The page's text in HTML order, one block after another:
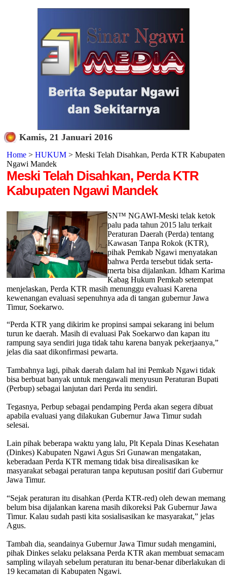
Kamis, 21 Januari 2016
Home> HUKUM> Meski Telah Disahkan, Perda KTR Kabupaten
Ngawi Mandek
Meski Telah Disahkan, Perda KTR
Kabupaten Ngawi Mandek
SN™ NGAWI-Meski telak ketok
palu pada tahun 2015 lalu terkait
Peraturan Daerah (Perda) tentang
Kawasan Tanpa Rokok (KTR),
pihak Pemkab Ngawi menyatakan
bahwa Perda tersebut tidak serta-
merta bisa dijalankan. Idham Karima
Kabag Hukum Pemkab setempat
menjelaskan, Perda KTR masih menunggu evaluasi Karena
kewenangan evaluasi sepenuhnya ada di tangan gubernur Jawa
Timur, Soekarwo.
“Perda KTR yang dikirim ke propinsi sampai sekarang ini belum
turun ke daerah. Masih di evaluasi Pak Soekarwo dan kapan itu
rampung saya sendiri juga tidak tahu karena banyak pekerjaanya,”
jelas dia saat dikonfirmasi pewarta.
Tambahnya lagi, pihak daerah dalam hal ini Pemkab Ngawi tidak
bisa berbuat banyak untuk mengawali menyusun Peraturan Bupati
(Perbup) sebagai lanjutan dari Perda itu sendiri.
Tegasnya, Perbup sebagai pendamping Perda akan segera dibuat
apabila evaluasi yang dilakukan Gubernur Jawa Timur sudah
selesai.
Lain pihak beberapa waktu yang lalu, Plt Kepala Dinas Kesehatan
(Dinkes) Kabupaten Ngawi Agus Sri Gunawan mengatakan,
keberadaan Perda KTR memang tidak bisa direalisasikan ke
masyarakat sebagai peraturan tanpa keputusan positif dari Gubernur
Jawa Timur.
“Sejak peraturan itu disahkan (Perda KTR-red) oleh dewan memang
belum bisa dijalankan karena masih dikoreksi Pak Gubernur Jawa
Timur. Kalau sudah pasti kita sosialisasikan ke masyarakat,” jelas
Agus.
Tambah dia, seandainya Gubernur Jawa Timur sudah mengamini,
pihak Dinkes selaku pelaksana Perda KTR akan membuat semacam
sampling wilayah sebelum peraturan itu benar-benar diberlakukan di
19 kecamatan di Kabupaten Ngawi.